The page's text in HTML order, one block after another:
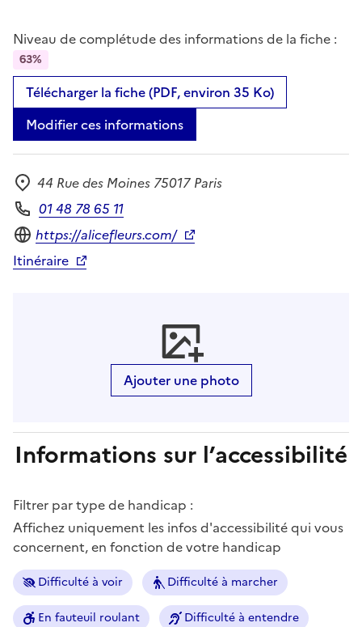
Niveau de complétude des informations de la fiche :
63%
Télécharger la fiche (PDF, environ 35 Ko)
Modifier ces informations
Adresse
44 Rue des Moines 75017 Paris
Téléphone
01 48 78 65 11
Site internet
https://alicefleurs.com/
Itinéraire
Ajouter une photo
Informations sur l’accessibilité
Filtrer par type de handicap :
Affichez uniquement les infos d'accessibilité qui vous
concernent, en fonction de votre handicap
Difficulté à voir Difficulté à marcher
En fauteuil roulant Difficulté à entendre